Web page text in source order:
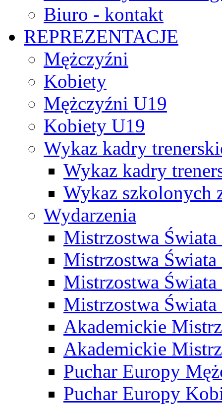
Biuro - kontakt
REPREZENTACJE
Mężczyźni
Kobiety
Mężczyźni U19
Kobiety U19
Wykaz kadry
Wykaz kadry
Wykaz szkolonych
Wydarzenia
Mistrzostwa
Mistrzostwa
Mistrzostwa
Mistrzostwa
Akademickie
Akademickie
Puchar Europy
Puchar Europy